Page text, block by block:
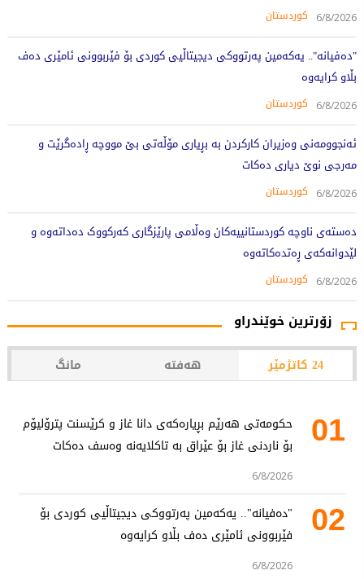
6/8/2026 کوردستان
"دەفیانە".. یەکەمین پەرتووکی دیجیتاڵیی کوردی بۆ فێربوونی ئامێری دەف
بڵاو کرایەوە
6/8/2026 کوردستان
ئەنجوومەنی وەزیران کارکردن بە بڕیاری مۆڵەتی بێ مووچە ڕادەگرێت و
مەرجی نوێ دیاری دەکات
6/8/2026 کوردستان
دەستەی ناوچە کوردستانییەکان وەڵامی پارێزگاری کەرکووک دەداتەوە و
لێدوانەکەی ڕەتدەکاتەوە
6/8/2026 کوردستان
زۆرترین خوێندراو
24 کاتژمێر هەفتە مانگ
01
حکومەتی هەرێم بڕیارەکەی دانا غاز و کرێسنت پترۆلیۆم
بۆ ناردنی غاز بۆ عێراق بە تاکلایەنە وەسف دەکات
6/8/2026
02
"دەفیانە".. یەکەمین پەرتووکی دیجیتاڵیی کوردی بۆ
فێربوونی ئامێری دەف بڵاو کرایەوە
6/8/2026